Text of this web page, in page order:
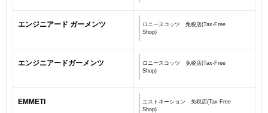
エンジニアード ガーメンツ
ロニースコッツ 免税店(Tax-Free
Shop)
エンジニアードガーメンツ
ロニースコッツ 免税店(Tax-Free
Shop)
EMMETI
エストネーション 免税店(Tax-Free
Shop)